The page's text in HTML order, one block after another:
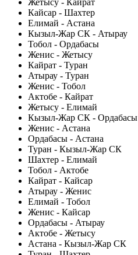
Жетысу - Кайрат
Кайсар - Шахтер
Елимай - Астана
Кызыл-Жар СК - Атырау
Тобол - Ордабасы
Женис - Жетысу
Кайрат - Туран
Атырау - Туран
Женис - Тобол
Актобе - Кайрат
Жетысу - Елимай
Кызыл-Жар СК - Ордабасы
Женис - Астана
Ордабасы - Астана
Туран - Кызыл-Жар СК
Шахтер - Елимай
Тобол - Актобе
Кайрат - Кайсар
Атырау - Женис
Елимай - Тобол
Женис - Кайсар
Ордабасы - Атырау
Актобе - Жетысу
Астана - Кызыл-Жар СК